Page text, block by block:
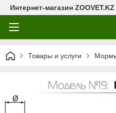
Интернет-магазин ZOOVET.KZ
Товары и услуги